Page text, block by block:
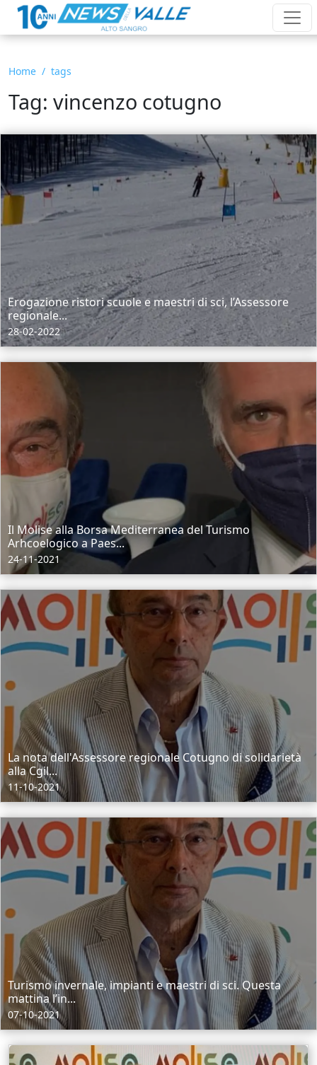
Home tags
Tag: vincenzo cotugno
Erogazione ristori scuole e maestri di sci, l’Assessore
regionale...
28-02-2022
Il Molise alla Borsa Mediterranea del Turismo
Arhcoelogico a Paes...
24-11-2021
La nota dell'Assessore regionale Cotugno di solidarietà
alla Cgil...
11-10-2021
Turismo invernale, impianti e maestri di sci. Questa
mattina l’in...
07-10-2021